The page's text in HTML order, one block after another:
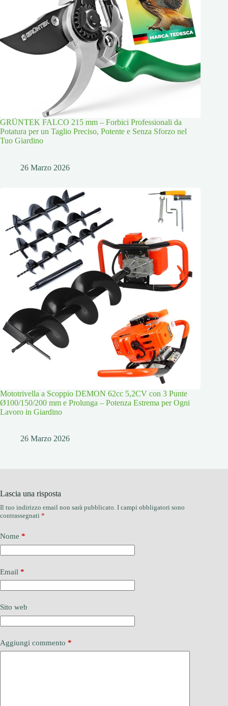
GRÜNTEK FALCO 215 mm – Forbici Professionali da
Potatura per un Taglio Preciso, Potente e Senza Sforzo nel
Tuo Giardino
26 Marzo 2026
Mototrivella a Scoppio DEMON 62cc 5,2CV con 3 Punte
Ø100/150/200 mm e Prolunga – Potenza Estrema per Ogni
Lavoro in Giardino
26 Marzo 2026
Lascia una risposta
Il tuo indirizzo email non sarà pubblicato. I campi obbligatori sono
contrassegnati *
Nome *
Email *
Sito web
Aggiungi commento *